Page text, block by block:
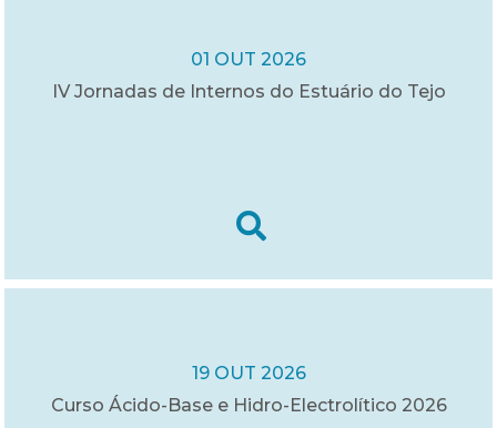
01 OUT 2026
IV Jornadas de Internos do Estuário do Tejo
19 OUT 2026
Curso Ácido-Base e Hidro-Electrolítico 2026